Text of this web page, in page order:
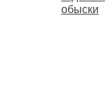
обыски